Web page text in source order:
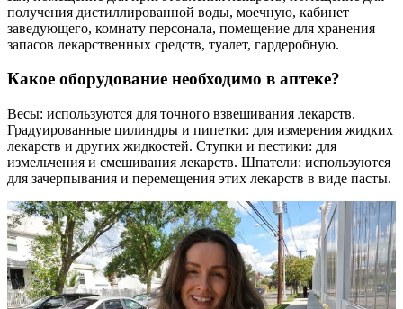
получения дистиллированной воды, моечную, кабинет
заведующего, комнату персонала, помещение для хранения
запасов лекарственных средств, туалет, гардеробную.
Какое оборудование необходимо в аптеке?
Весы: используются для точного взвешивания лекарств.
Градуированные цилиндры и пипетки: для измерения жидких
лекарств и других жидкостей. Ступки и пестики: для
измельчения и смешивания лекарств. Шпатели: используются
для зачерпывания и перемещения этих лекарств в виде пасты.